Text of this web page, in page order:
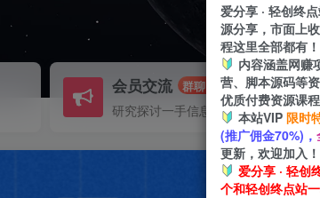
会员交流 群聊
研究探讨一手信息差
爱分享 · 轻创终
源分享，市面上
程这里全部都有！
内容涵盖网赚
营、脚本源码等
优质付费资源课程
本站VIP 限时
(推广佣金70%)，
更新，欢迎加入！
爱分享 · 轻创
个和轻创终点站